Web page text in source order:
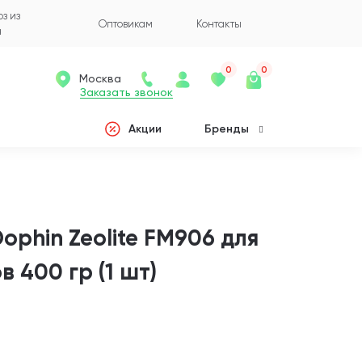
из
Оптовикам Контакты
Заказать звонок
Москва
0 0
Акции Бренды
Zeolite FM906 для
400 гр (1 шт)